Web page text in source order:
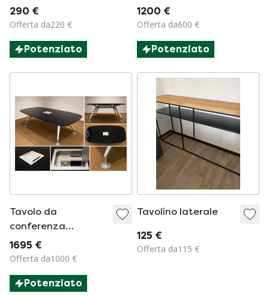
290 €
Offerta da220 €
Potenziato
Peter Ghyczy –
Diametro
1200 €
Offerta da600 €
Potenziato
Tavolo da
conferenza
Interstuhl Design –
Vetro nero e
1695 €
Offerta da1000 €
Potenziato
Tavolino laterale
125 €
Offerta da115 €